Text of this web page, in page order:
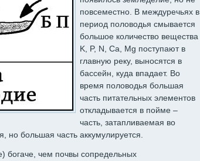
повсеместно. В междуречьях в
период половодья смывается
большое количество вещества
K, P, N, Ca, Mg поступают в
главную реку, выносятся в
бассейн, куда впадает. Во
время половодья большая
часть питательных элементов
откладывается в пойме –
часть, затапливаемая во
но большая часть аккумулируется.
чем почвы сопредельных